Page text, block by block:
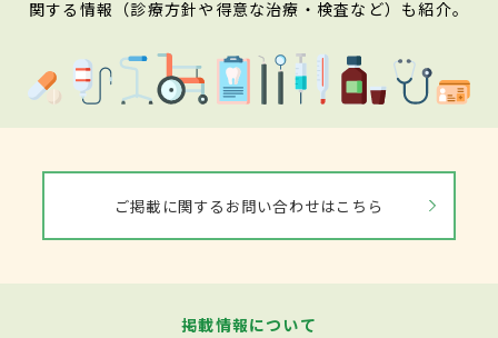
関する情報（診療方針や得意な治療・検査など）も紹介。
ご掲載に関するお問い合わせはこちら
掲載情報について